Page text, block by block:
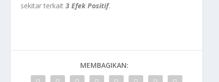
sekitar terkait3 Efek Positif.
MEMBAGIKAN: